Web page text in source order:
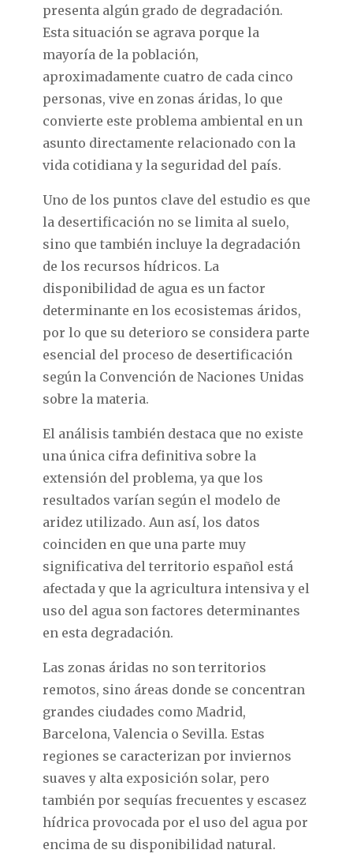
presenta algún grado de degradación.
Esta situación se agrava porque la
mayoría de la población,
aproximadamente cuatro de cada cinco
personas, vive en zonas áridas, lo que
convierte este problema ambiental en un
asunto directamente relacionado con la
vida cotidiana y la seguridad del país.
Uno de los puntos clave del estudio es que
la desertificación no se limita al suelo,
sino que también incluye la degradación
de los recursos hídricos. La
disponibilidad de agua es un factor
determinante en los ecosistemas áridos,
por lo que su deterioro se considera parte
esencial del proceso de desertificación
según la Convención de Naciones Unidas
sobre la materia.
El análisis también destaca que no existe
una única cifra definitiva sobre la
extensión del problema, ya que los
resultados varían según el modelo de
aridez utilizado. Aun así, los datos
coinciden en que una parte muy
significativa del territorio español está
afectada y que la agricultura intensiva y el
uso del agua son factores determinantes
en esta degradación.
Las zonas áridas no son territorios
remotos, sino áreas donde se concentran
grandes ciudades como Madrid,
Barcelona, Valencia o Sevilla. Estas
regiones se caracterizan por inviernos
suaves y alta exposición solar, pero
también por sequías frecuentes y escasez
hídrica provocada por el uso del agua por
encima de su disponibilidad natural.